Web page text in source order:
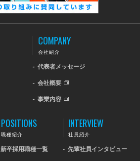
COMPANY
会社紹介
- 代表者メッセージ
- 会社概要
- 事業内容
POSITIONS
職種紹介
新卒採用職種一覧
INTERVIEW
社員紹介
- 先輩社員インタビュー